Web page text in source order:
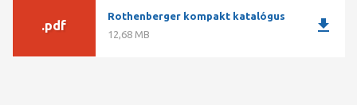
A dugulás okának megállapításához, mintavétel alapján. A teljes
dugulások pl: textíliák, papír, konyhai hulladékok átfúrásával.
.pdf
Rothenberger kompakt katalógus
12,68 MB
download